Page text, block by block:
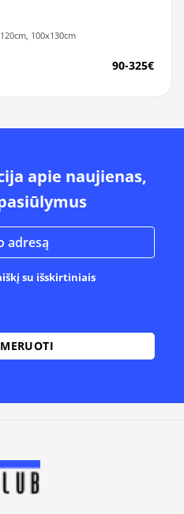
100x130cm
90-325€
apie naujienas,
su išskirtiniais